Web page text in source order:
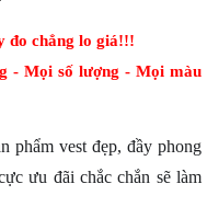
đo chẳng lo giá!!!
- Mọi số lượng - Mọi màu
phẩm vest đẹp, đầy phong
ưu đãi chắc chắn sẽ làm